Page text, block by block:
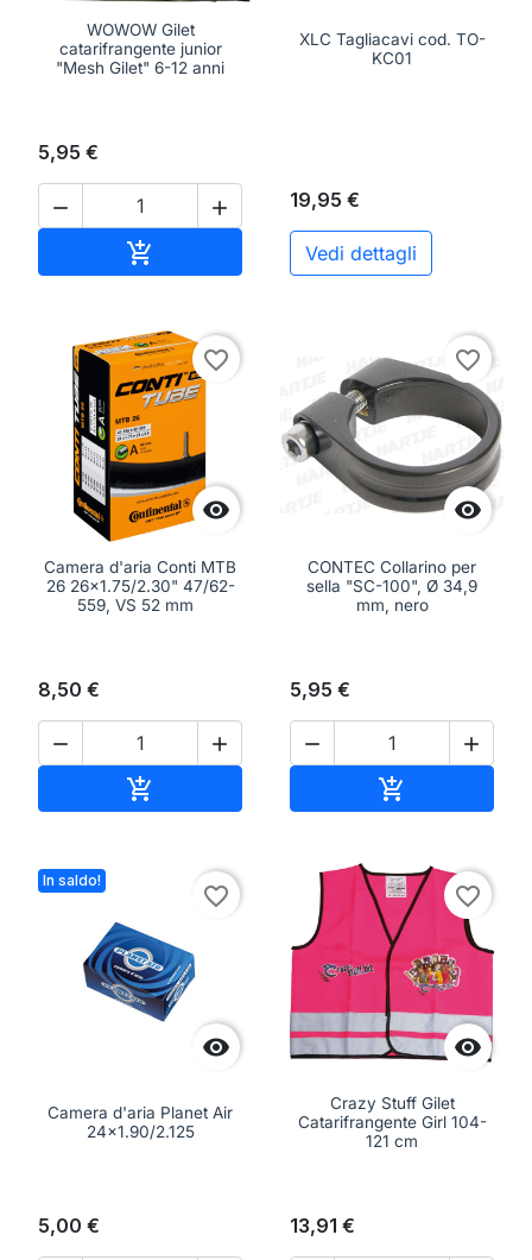
WOWOW Gilet
catarifrangente junior
"Mesh Gilet" 6-12 anni
5,95 €
 
 Aggiungi al carrello
XLC Tagliacavi cod. TO-
KC01
19,95 €
Vedi dettagli

favorite_border
Camera d'aria Conti MTB
26 26x1.75/2.30" 47/62-
559, VS 52 mm
8,50 €
 


favorite_border
CONTEC Collarino per
sella "SC-100", Ø 34,9
mm, nero
5,95 €
 

In saldo!

favorite_border
Camera d'aria Planet Air
24x1.90/2.125
5,00 €

favorite_border
Crazy Stuff Gilet
Catarifrangente Girl 104-
121 cm
13,91 €